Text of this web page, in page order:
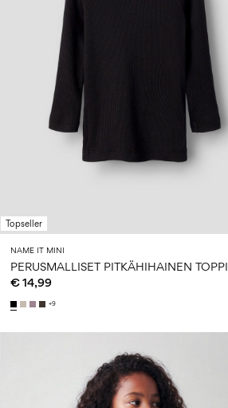
Topseller
NAME IT MINI
PERUSMALLISET PITKÄHIHAINEN TOPPI
€ 14,99
+9